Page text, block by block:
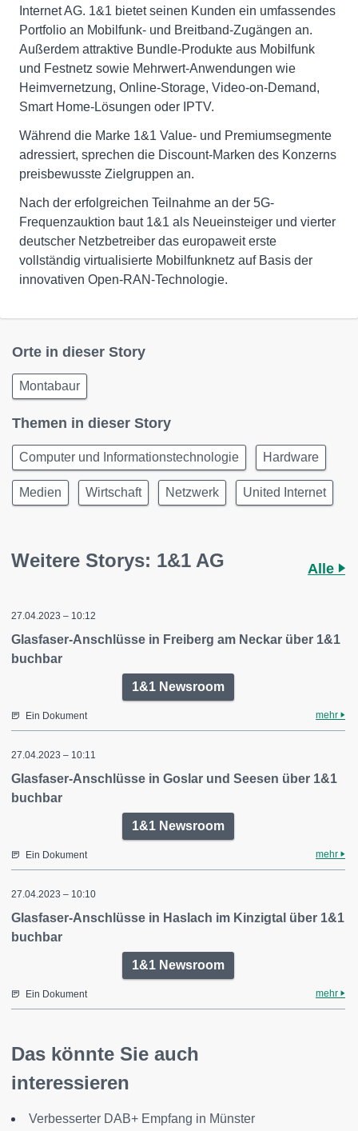
Internet AG. 1&1 bietet seinen Kunden ein umfassendes
Portfolio an Mobilfunk- und Breitband-Zugängen an.
Außerdem attraktive Bundle-Produkte aus Mobilfunk
und Festnetz sowie Mehrwert-Anwendungen wie
Heimvernetzung, Online-Storage, Video-on-Demand,
Smart Home-Lösungen oder IPTV.
Während die Marke 1&1 Value- und Premiumsegmente
adressiert, sprechen die Discount-Marken des Konzerns
preisbewusste Zielgruppen an.
Nach der erfolgreichen Teilnahme an der 5G-
Frequenzauktion baut 1&1 als Neueinsteiger und vierter
deutscher Netzbetreiber das europaweit erste
vollständig virtualisierte Mobilfunknetz auf Basis der
innovativen Open-RAN-Technologie.
Orte in dieser Story
Montabaur
Themen in dieser Story
Computer und Informationstechnologie Hardware
Medien Wirtschaft Netzwerk United Internet
Weitere Storys: 1&1 AG Alle
27.04.2023 – 10:12
Glasfaser-Anschlüsse in Freiberg am Neckar über 1&1
buchbar
1&1 Newsroom
Ein Dokument mehr
27.04.2023 – 10:11
Glasfaser-Anschlüsse in Goslar und Seesen über 1&1
buchbar
1&1 Newsroom
Ein Dokument mehr
27.04.2023 – 10:10
Glasfaser-Anschlüsse in Haslach im Kinzigtal über 1&1
buchbar
1&1 Newsroom
Ein Dokument mehr
Das könnte Sie auch
interessieren
Verbesserter DAB+ Empfang in Münster